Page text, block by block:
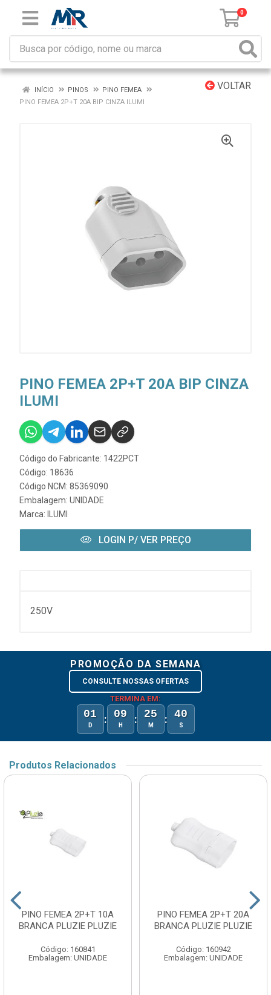
0
VOLTAR
INÍCIO PINOS
PINO FEMEA
PINO FEMEA 2P+T 20A BIP CINZA ILUMI
PINO FEMEA 2P+T 20A BIP CINZA
ILUMI
Código do Fabricante: 1422PCT
Código: 18636
Código NCM: 85369090
Embalagem: UNIDADE
Marca: ILUMI
LOGIN P/ VER PREÇO
250V
PROMOÇÃO DA SEMANA
CONSULTE NOSSAS OFERTAS
TERMINA EM:
01
D : 09
H : 25
M : 40
S
Produtos Relacionados
PINO FEMEA 2P+T 10A
BRANCA PLUZIE PLUZIE
Código: 160841
Embalagem: UNIDADE
PINO FEMEA 2P+T 20A
BRANCA PLUZIE PLUZIE
Código: 160942
Embalagem: UNIDADE